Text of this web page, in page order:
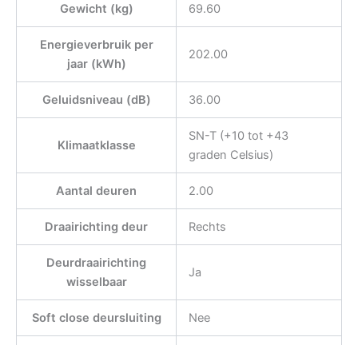
Gewicht (kg) 69.60
Energieverbruik per
jaar (kWh)
202.00
Geluidsniveau (dB) 36.00
Klimaatklasse
SN-T (+10 tot +43
graden Celsius)
Aantal deuren 2.00
Draairichting deur Rechts
Deurdraairichting
wisselbaar
Ja
Soft close deursluiting Nee